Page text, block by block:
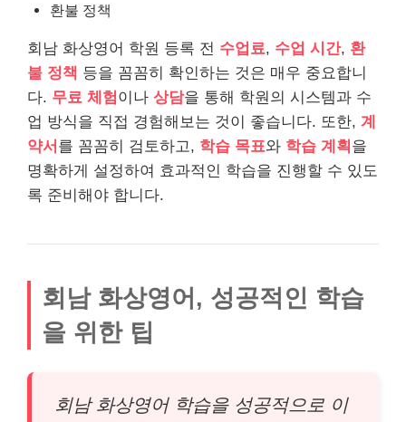
환불 정책
회남 화상영어 학원 등록 전 수업료, 수업 시간, 환
불 정책 등을 꼼꼼히 확인하는 것은 매우 중요합니
다. 무료 체험이나 상담을 통해 학원의 시스템과 수
업 방식을 직접 경험해보는 것이 좋습니다. 또한, 계
약서 를 꼼꼼히 검토하고, 학습 목표와 학습 계획 을
명확하게 설정하여 효과적인 학습을 진행할 수 있도
록 준비해야 합니다.
회남 화상영어, 성공적인 학습
을 위한 팁
회남 화상영어 학습을 성공적으로 이